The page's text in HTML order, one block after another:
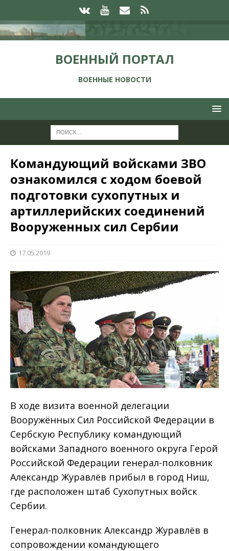
ВОЕННЫЙ ПОРТАЛ
ВОЕННЫЕ НОВОСТИ
Командующий войсками ЗВО
ознакомился с ходом боевой
подготовки сухопутных и
артиллерийских соединений
Вооруженных сил Сербии
17.05.2019
В ходе визита военной делегации
Вооружённых Сил Российской Федерации в
Сербскую Республику командующий
войсками Западного военного округа Герой
Российской Федерации генерал-полковник
Александр Журавлёв прибыл в город Ниш,
где расположен штаб Сухопутных войск
Сербии.
Генерал-полковник Александр Журавлёв в
сопровождении командующего